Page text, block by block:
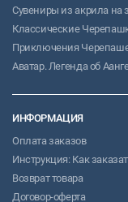
Сувениры из акрила на
Классические
Приключения
Аватар. Легенда об
ИНФОРМАЦИЯ
Оплата заказов
Инструкция: Как
Возврат товара
Договор-оферта